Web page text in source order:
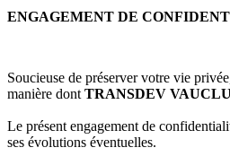
ENGAGEMENT DE
Soucieuse de préserver votre vie
manière dont TRANSDEV
Le présent engagement de
ses évolutions éventuelles.